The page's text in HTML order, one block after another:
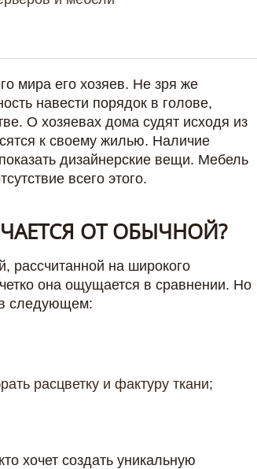
мира его хозяев. Не зря же
навести порядок в голове,
О хозяевах дома судят исходя из
к своему жилью. Наличие
дизайнерские вещи. Мебель
всего этого.
ОТ ОБЫЧНОЙ?
рассчитанной на широкого
она ощущается в сравнении. Но
в следующем:
расцветку и фактуру ткани;
хочет создать уникальную